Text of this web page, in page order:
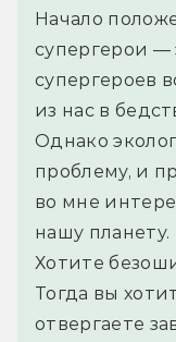
Начало
супергерои —
супергероев
из нас в
Однако
проблему, и
во мне
нашу планету.
Хотите
Тогда вы
отвергаете